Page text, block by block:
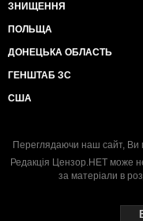
ЗНИЩЕННЯ
ПОЛЬЩА
ДОНЕЦЬКА ОБЛАСТЬ
ГЕНШТАБ ЗС
США
Переглядаючи наш сайт, Ви
Редакція Цензор.НЕТ може
за матеріали в